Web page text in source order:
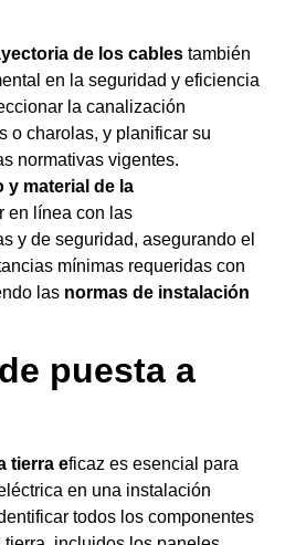
de los cables también
en la seguridad y eficiencia
la canalización
o charolas, y planificar su
normativas vigentes.
y material de la
en línea con las
y de seguridad, asegurando el
mínimas requeridas con
las normas de instalación
puesta a
tierra eficaz es esencial para
en una instalación
todos los componentes